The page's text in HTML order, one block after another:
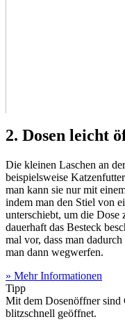
2. Dosen leicht
Die kleinen Laschen an
beispielsweise
man kann sie nur mit
indem man den Stiel von
unterschiebt, um die
dauerhaft das Besteck
mal vor, dass man dadurch
man dann wegwerfen.
» Mehr Informationen
Tipp
Mit dem Dosenöffner sind
blitzschnell geöffnet.